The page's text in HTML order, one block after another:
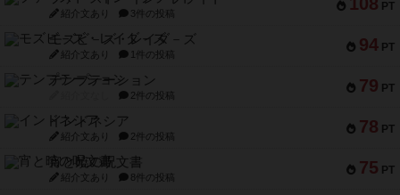
108 PT
紹介文あり 3件の投稿
94 PT
モズビ－ズ・レイダ－ズ
紹介文あり 1件の投稿
79 PT
テンプテーション
2件の投稿
78 PT
インドネシア
紹介文あり 2件の投稿
75 PT
宵と暁の呪文書
紹介文あり 8件の投稿